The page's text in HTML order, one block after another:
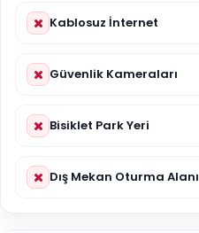
Kablosuz İnternet
Güvenlik Kameraları
Bisiklet Park Yeri
Dış Mekan Oturma Alanı